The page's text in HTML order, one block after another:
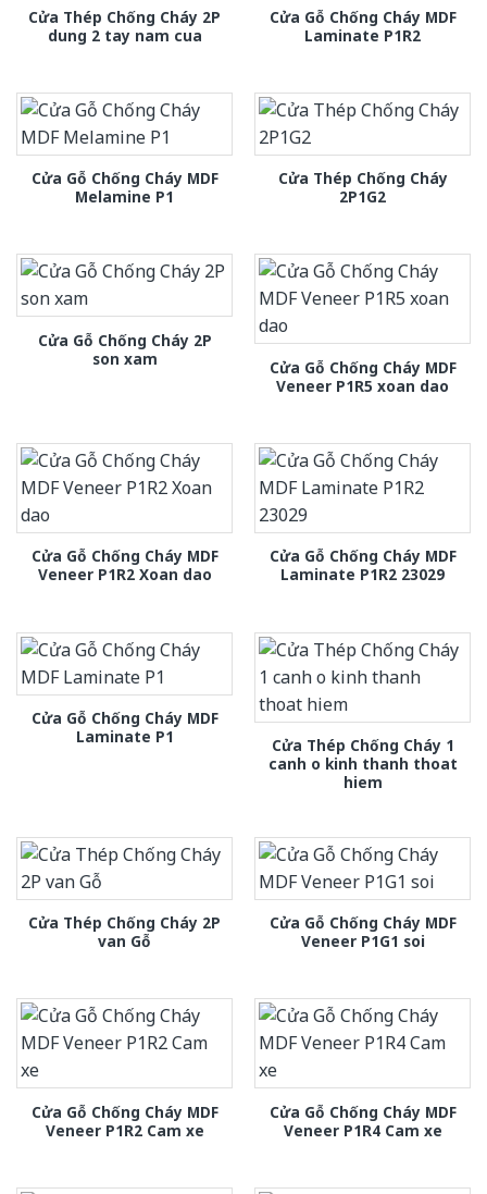
Cửa Thép Chống Cháy 2P
dung 2 tay nam cua
Cửa Gỗ Chống Cháy MDF
Laminate P1R2
Cửa Gỗ Chống Cháy MDF
Melamine P1
Cửa Thép Chống Cháy
2P1G2
Cửa Gỗ Chống Cháy 2P
son xam
Cửa Gỗ Chống Cháy MDF
Veneer P1R5 xoan dao
Cửa Gỗ Chống Cháy MDF
Veneer P1R2 Xoan dao
Cửa Gỗ Chống Cháy MDF
Laminate P1R2 23029
Cửa Gỗ Chống Cháy MDF
Laminate P1
Cửa Thép Chống Cháy 1
canh o kinh thanh thoat
hiem
Cửa Thép Chống Cháy 2P
van Gỗ
Cửa Gỗ Chống Cháy MDF
Veneer P1G1 soi
Cửa Gỗ Chống Cháy MDF
Veneer P1R2 Cam xe
Cửa Gỗ Chống Cháy MDF
Veneer P1R4 Cam xe